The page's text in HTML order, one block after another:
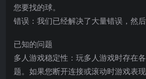
您要找的球。
错误：我们已经解决了大量错误，然
已知的问题
多人游戏稳定性：玩多人游戏时存在
题。如果您断开连接或滚动时游戏表